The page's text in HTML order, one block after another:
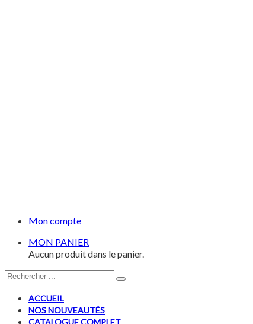
Mon compte
MON PANIER
Aucun produit dans le panier.
ACCUEIL
NOS NOUVEAUTÉS
CATALOGUE COMPLET